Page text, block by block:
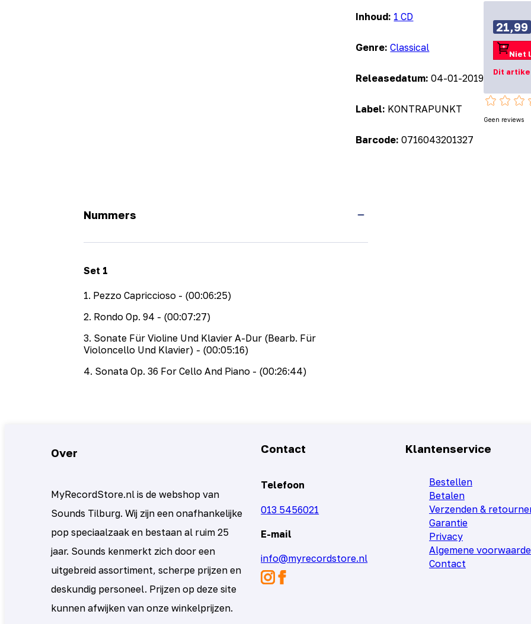
Inhoud: 1 CD
Genre:Classical
Releasedatum:04-01-2019
Label: KONTRAPUNKT
Barcode:0716043201327
21,99
Niet
Dit
Geen reviews
Nummers
Set 1
1. Pezzo Capriccioso- (00:06:25)
2. Rondo Op. 94 - (00:07:27)
3. Sonate Für Violine Und Klavier A-Dur (Bearb. Für
Violoncello Und Klavier) - (00:05:16)
4. Sonata Op. 36 For Cello And Piano- (00:26:44)
Over
MyRecordStore.nl is de webshop van
Sounds Tilburg. Wij zijn een onafhankelijke
pop speciaalzaak en bestaan al ruim 25
jaar. Sounds kenmerkt zich door een
uitgebreid assortiment, scherpe prijzen en
deskundig personeel. Prijzen op deze site
kunnen afwijken van onze winkelprijzen.
Contact
Telefoon
013 5456021
E-mail
info@myrecordstore.nl
Klantenservice
Bestellen
Betalen
Verzenden &
Garantie
Privacy
Algemene
Contact